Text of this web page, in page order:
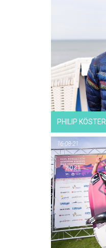
PHILIP KÖSTER
16-08-21